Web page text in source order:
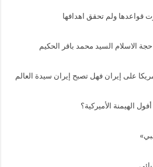
قواعدها ولم تحقق اهدافها
الاسلام السيد محمد باقر الحكيم
على إيران فهل تصبح إيران سيدة العالم
الهيمنة الأميركية؟